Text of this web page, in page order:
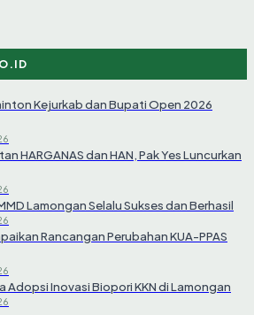
Kejurkab dan Bupati Open 2026
HARGANAS dan HAN, Pak Yes Luncurkan
Lamongan Selalu Sukses dan Berhasil
Rancangan Perubahan KUA-PPAS
Adopsi Inovasi Biopori KKN di Lamongan